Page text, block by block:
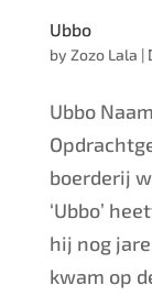
Ubbo
by Zozo Lala |
Ubbo
boerderij
‘Ubbo’
hij nog
kwam op